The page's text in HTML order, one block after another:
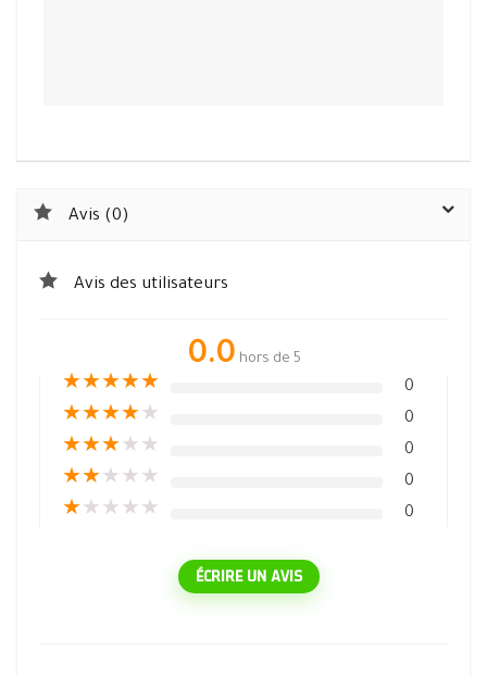
Avis (0)
Avis des utilisateurs
0.0 hors de 5
★★★★★ 0
★★★★★ 0
★★★★ ★ 0
★★★ ★ ★ 0
★★ ★ ★ ★ 0
ÉCRIRE UN AVIS